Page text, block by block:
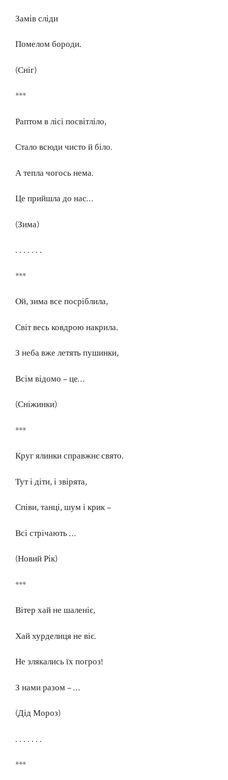
Замів сліди
Помелом бороди.
(Сніг)
***
Раптом в лісі посвітліло,
Стало всюди чисто й біло.
А тепла чогось нема.
Це прийшла до нас…
(Зима)
. . . . . . .
***
Ой, зима все посріблила,
Світ весь ковдрою накрила.
З неба вже летять пушинки,
Всім відомо – це…
(Сніжинки)
***
Круг ялинки справжнє свято.
Тут і діти, і звірята,
Співи, танці, шум і крик –
Всі стрічають …
(Новий Рік)
***
Вітер хай не шаленіє,
Хай хурделиця не віє.
Не злякались їх погроз!
З нами разом – …
(Дід Мороз)
. . . . . . .
***